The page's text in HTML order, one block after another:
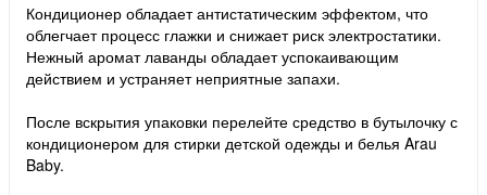
Кондиционер обладает антистатическим эффектом, что
облегчает процесс глажки и снижает риск электростатики.
Нежный аромат лаванды обладает успокаивающим
действием и устраняет неприятные запахи.
После вскрытия упаковки перелейте средство в бутылочку с
кондиционером для стирки детской одежды и белья Arau
Baby.